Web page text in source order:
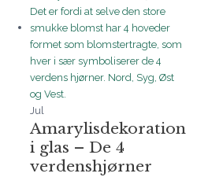
Jul
Amarylisdekoration
i glas – De 4
verdenshjørner